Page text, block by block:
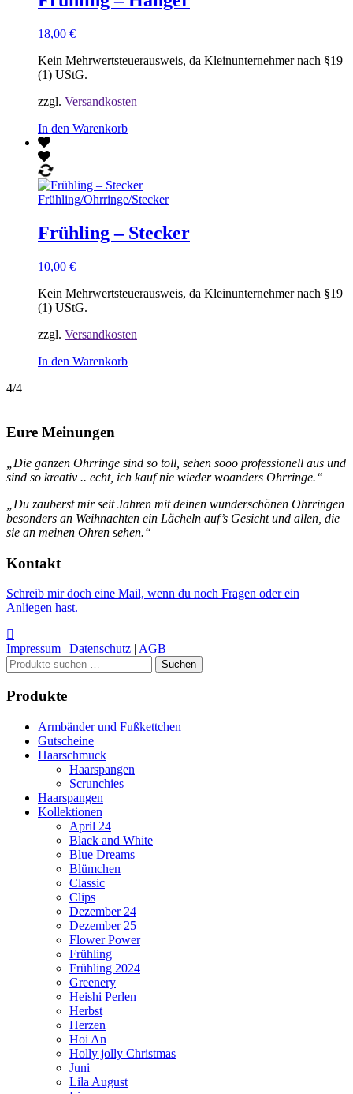
18,00 €
Kein Mehrwertsteuerausweis, da Kleinunternehmer nach §19
(1) UStG.
zzgl. Versandkosten
In den Warenkorb
Frühling/Ohrringe/Stecker
Frühling – Stecker
10,00 €
Kein Mehrwertsteuerausweis, da Kleinunternehmer nach §19
(1) UStG.
zzgl. Versandkosten
In den Warenkorb
4/4
Eure Meinungen
„Die ganzen Ohrringe sind so toll, sehen sooo professionell aus und
sind so kreativ .. echt, ich kauf nie wieder woanders Ohrringe.“
„Du zauberst mir seit Jahren mit deinen wunderschönen Ohrringen
besonders an Weihnachten ein Lächeln auf’s Gesicht und allen, die
sie an meinen Ohren sehen.“
Kontakt
Schreib mir doch eine Mail, wenn du noch Fragen oder ein
Anliegen hast.
Impressum | Datenschutz | AGB
Suchen
nach:
Suchen
Produkte
Armbänder und Fußkettchen
Gutscheine
Haarschmuck
Haarspangen
Scrunchies
Haarspangen
Kollektionen
April 24
Black and White
Blue Dreams
Blümchen
Classic
Clips
Dezember 24
Dezember 25
Flower Power
Frühling
Frühling 2024
Greenery
Heishi Perlen
Herbst
Herzen
Hoi An
Holly jolly Christmas
Juni
Lila August